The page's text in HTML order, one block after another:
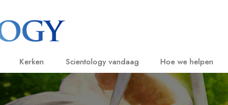
Kerken
Vind een kerk
Scientology vandaag
Grootse Openingen
Hoe we helpen
De Weg naar een